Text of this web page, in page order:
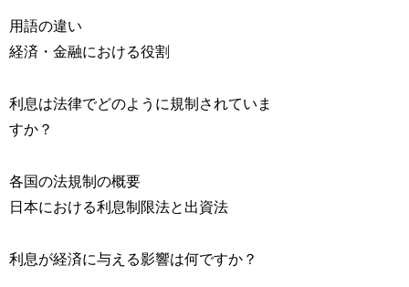
用語の違い
経済・金融における役割
利息は法律でどのように規制されていま
すか？
各国の法規制の概要
日本における利息制限法と出資法
利息が経済に与える影響は何ですか？